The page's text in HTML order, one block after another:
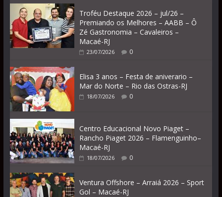
Troféu Destaque 2026 – jul/26 –
Premiando os Melhores – AABB – Ô
Zé Gastronomia – Cavaleiros –
Macaé-RJ
23/07/2026 0
Elisa 3 anos – Festa de aniverario –
Mar do Norte – Rio das Ostras-RJ
18/07/2026 0
Centro Educacional Novo Piaget –
Rancho Piaget 2026 – Flamenguinho–
Macaé-RJ
18/07/2026 0
Ventura Offshore – Arraiá 2026 – Sport
Gol – Macaé-RJ